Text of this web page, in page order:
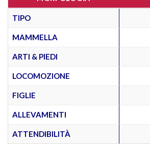
TIPO
MAMMELLA
ARTI & PIEDI
LOCOMOZIONE
FIGLIE
ALLEVAMENTI
ATTENDIBILITÀ